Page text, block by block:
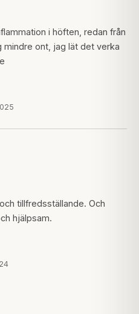
i höften, redan från
mindre ont, jag lät det verka
tillfredsställande. Och
hjälpsam.